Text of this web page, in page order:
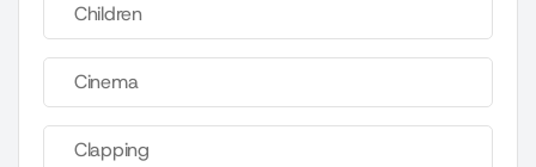
Children
Cinema
Clapping